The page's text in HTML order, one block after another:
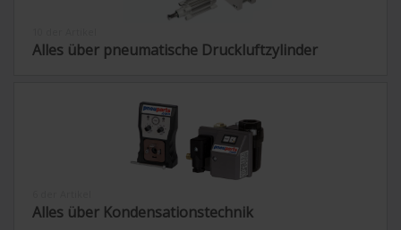
Alles über pneumatische Druckluftzylinder
Alles über Kondensationstechnik